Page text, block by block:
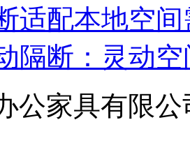
适配本地空
隔断：灵动
办公家